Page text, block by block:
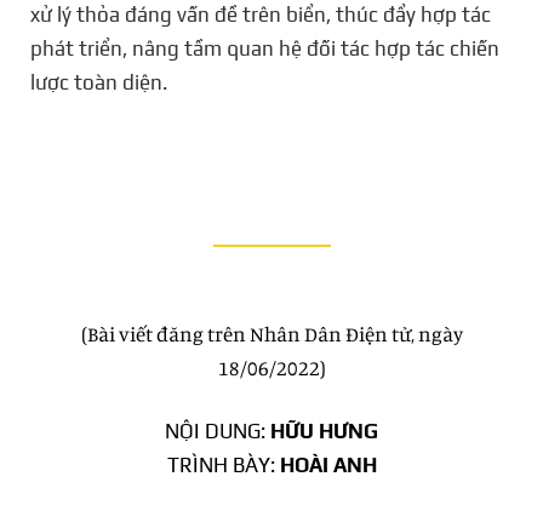
xử lý thỏa đáng vấn đề trên biển, thúc đẩy hợp tác
phát triển, nâng tầm quan hệ đối tác hợp tác chiến
lược toàn diện.
(Bài viết đăng trên Nhân Dân Điện tử, ngày
18/06/2022)
NỘI DUNG: HỮU HƯNG
TRÌNH BÀY: HOÀI ANH